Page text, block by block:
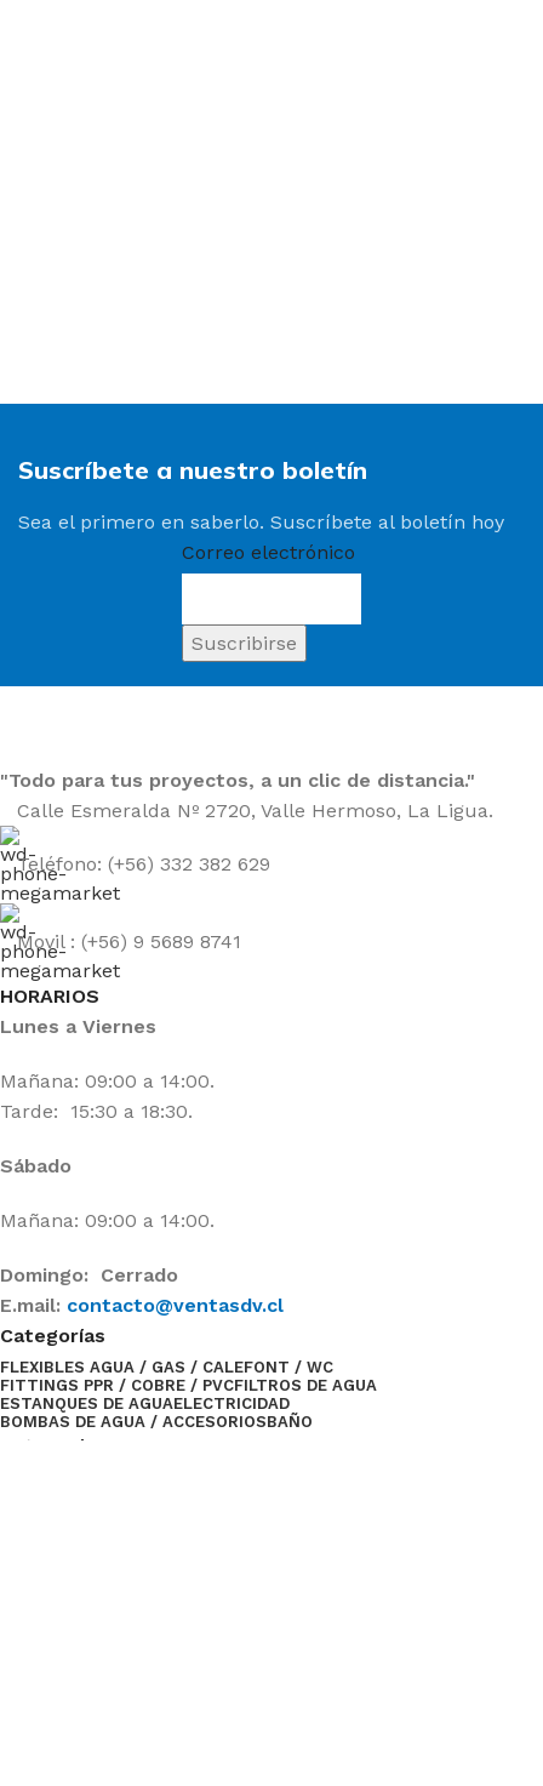
Suscríbete a nuestro boletín
Sea el primero en saberlo. Suscríbete al boletín hoy
Correo electrónico
"Todo para tus proyectos, a un clic de distancia."
Calle Esmeralda Nº 2720, Valle Hermoso, La Ligua.
Teléfono: (+56) 332 382 629
Movil : (+56) 9 5689 8741
HORARIOS
Lunes a Viernes
Mañana: 09:00 a 14:00.
Tarde: 15:30 a 18:30.
Sábado
Mañana: 09:00 a 14:00.
Domingo: Cerrado
E.mail: contacto@ventasdv.cl
Categorías
FLEXIBLES AGUA / GAS / CALEFONT / WC
FITTINGS PPR / COBRE / PVCFILTROS DE AGUA
ESTANQUES DE AGUAELECTRICIDAD
BOMBAS DE AGUA / ACCESORIOSBAÑO
Categorías